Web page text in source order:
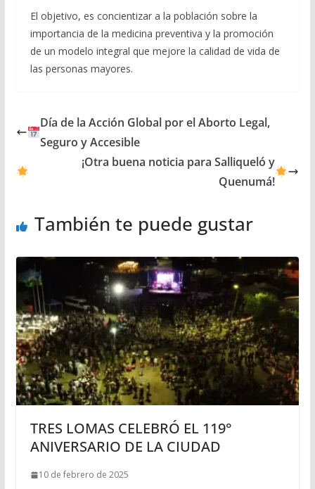
El objetivo, es concientizar a la población sobre la
importancia de la medicina preventiva y la promoción
de un modelo integral que mejore la calidad de vida de
las personas mayores.
Día de la Acción Global por el Aborto Legal,
Seguro y Accesible
¡Otra buena noticia para Salliqueló y
Quenumá!
También te puede gustar
TRES LOMAS CELEBRÓ EL 119°
ANIVERSARIO DE LA CIUDAD
10 de febrero de 2025